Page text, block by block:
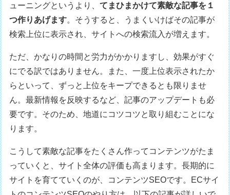
ューニングというより、てまひまかけて素敵な記事を１
つ作りあげます。そうすると、うまくいけばその記事が
検索上位に表示され、サイトへの検索流入が増えます。
ただ、かなりの時間と労力がかかりますし、効果がすぐ
にでる訳ではありません。また、一度上位表示されたか
らといって、ずっと上位をキープできるとも限りませ
ん。最新情報を反映するなど、記事のアップデートも必
要です。そのため、地道にコツコツと取り組むことにな
ります。
こうして素敵な記事をたくさん作ってコンテンツがたま
っていくと、サイト全体の評価も高まります。長期的に
サイトを育てていくのが、コンテンツSEOです。ECサイ